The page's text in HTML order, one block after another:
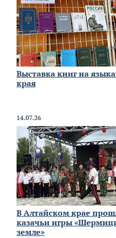
Выставка книг на
края
14.07.26
В Алтайском крае
казачьи игры
земле»